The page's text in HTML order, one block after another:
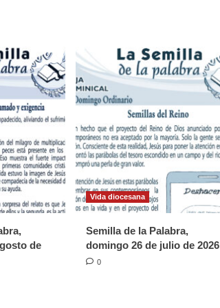
de
Vida diocesana
Semilla de la Palabra,
domingo 26 de julio de 2026
0